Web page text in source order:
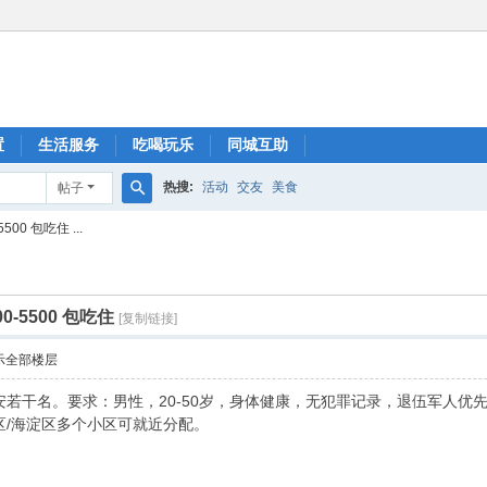
生活服务 吃喝玩乐 同城互助
帖子 热搜: 活动 交友 美食
包吃住 ...
5500 包吃住 [复制链接]
全部楼层
干名。要求：男性，20-50岁，身体健康，无犯罪记录，退伍军人优
淀区多个小区可就近分配。